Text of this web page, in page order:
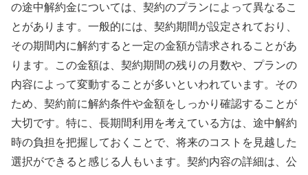
の途中解約金については、契約のプランによって異なるこ
とがあります。一般的には、契約期間が設定されており、
その期間内に解約すると一定の金額が請求されることがあ
ります。この金額は、契約期間の残りの月数や、プランの
内容によって変動することが多いといわれています。その
ため、契約前に解約条件や金額をしっかり確認することが
大切です。特に、長期間利用を考えている方は、途中解約
時の負担を把握しておくことで、将来のコストを見越した
選択ができると感じる人もいます。契約内容の詳細は、公